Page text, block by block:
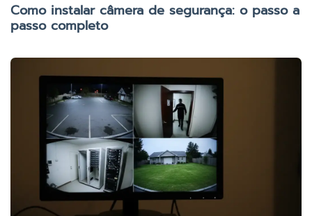
Como instalar câmera de segurança: o passo a
passo completo